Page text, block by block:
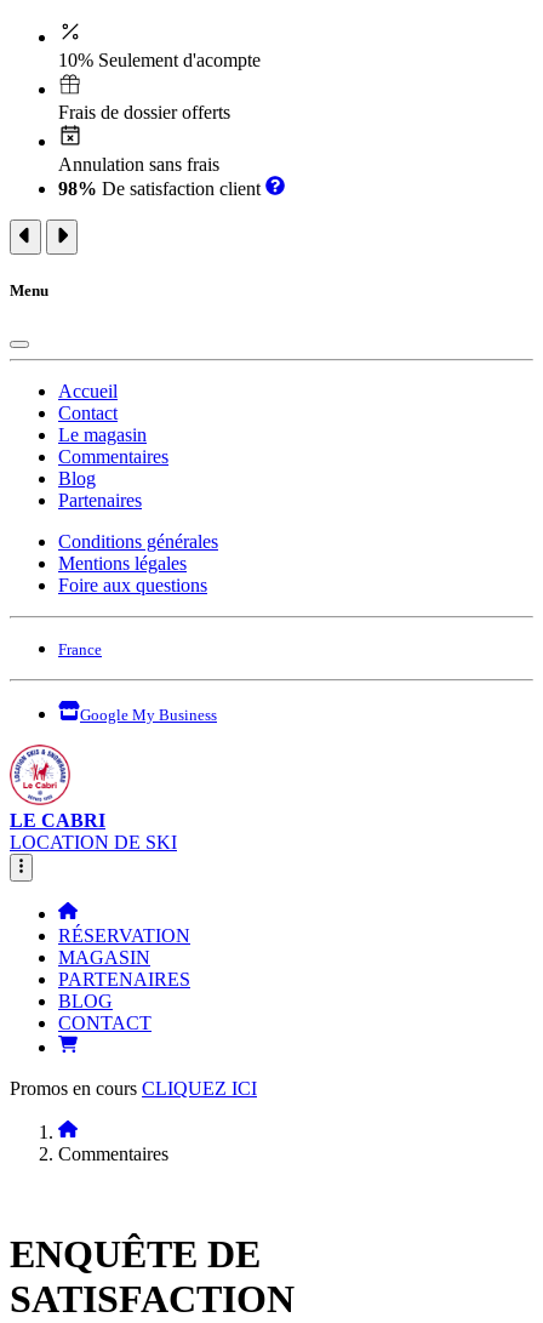
10% Seulement d'acompte
Frais de dossier offerts
Annulation sans frais
98% De satisfaction client
Menu
Accueil
Contact
Le magasin
Commentaires
Blog
Partenaires
Conditions générales
Mentions légales
Foire aux questions
France
Google My Business
LE CABRI
LOCATION DE SKI
RÉSERVATION
MAGASIN
PARTENAIRES
BLOG
CONTACT
Promos en cours CLIQUEZ ICI
Commentaires
ENQUÊTE DE
SATISFACTION